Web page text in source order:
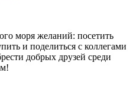
моря желаний: посетить
и поделиться с коллегами
добрых друзей среди